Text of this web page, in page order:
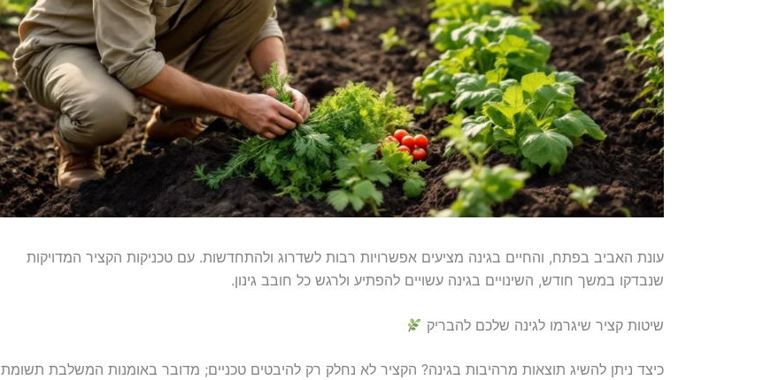
עונת האביב בפתח, והחיים בגינה מציעים אפשרויות רבות לשדרוג ולהתחדשות. עם טכניקות הקציר המדויקות
שנבדקו במשך חודש, השינויים בגינה עשויים להפתיע ולרגש כל חובב גינון.
שיטות קציר שיגרמו לגינה שלכם להבריק
כיצד ניתן להשיג תוצאות מרהיבות בגינה? הקציר לא נחלק רק להיבטים טכניים; מדובר באומנות המשלבת תשומת